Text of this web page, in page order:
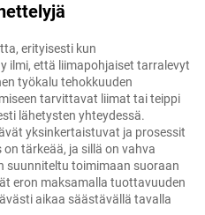
erityisesti kun
ilmi, että liimapohjaiset tarralevyt
työkalu tehokkuuden
tarvittavat liimat tai teippi
lähetysten yhteydessä.
yksinkertaistuvat ja prosessit
tärkeää, ja sillä on vahva
suunniteltu toimimaan suoraan
eron maksamalla tuottavuuden
aikaa säästävällä tavalla